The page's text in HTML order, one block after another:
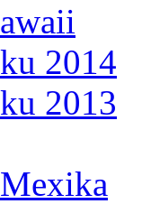
2014
2013